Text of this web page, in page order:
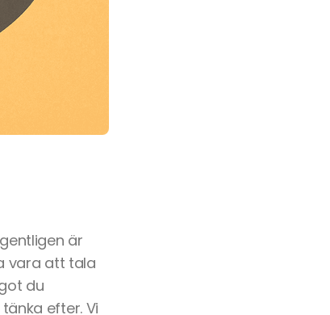
är
vara att tala
du
efter. Vi